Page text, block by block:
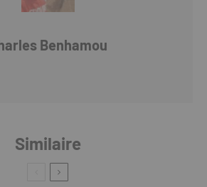
Benhamou
Similaire